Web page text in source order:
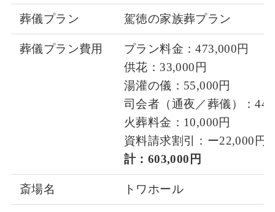
葬儀プラン 駕徳の家族葬プラン
葬儀プラン費用
プラン料金：473,000円
供花：33,000円
湯灌の儀：55,000円
司会者（通夜／葬儀）：
火葬料金：10,000円
資料請求割引：ー22,000円
計：603,000円
斎場名 トワホール